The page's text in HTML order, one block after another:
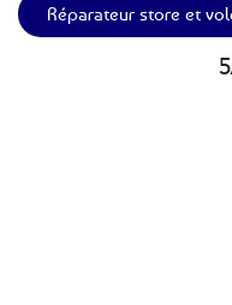
Réparateur store et